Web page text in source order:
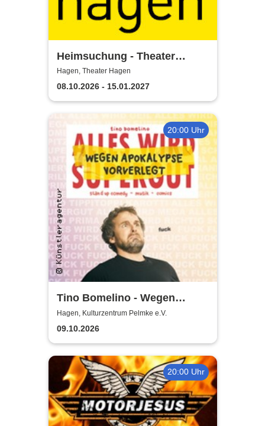
Heimsuchung - Theater
Hagen
Hagen, Theater Hagen
08.10.2026 - 15.01.2027
20:00 Uhr
Tino Bomelino - Wegen
Apokalypse vorverlegt
Hagen, Kulturzentrum Pelmke e.V.
09.10.2026
20:00 Uhr